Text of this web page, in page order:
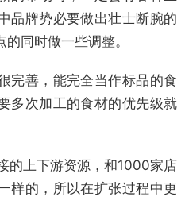
品牌势必要做出壮士断腕的
同时做一些调整。
完善，能完全当作标品的食
多次加工的食材的优先级就
的上下游资源，和1000家店
样的，所以在扩张过程中更